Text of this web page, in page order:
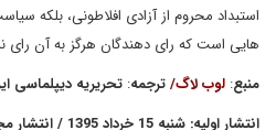
استبداد محروم از آزادی افلاطونی، بلکه
هایی است که رای دهندگان هرگز به آن رای
منبع: لوب لاگ/ترجمه: تحریریه دیپلماسی
انتشار اولیه: شنبه 15 خرداد 1395 / انتشار مجدد: چهارشنبه 26 خرداد 1395